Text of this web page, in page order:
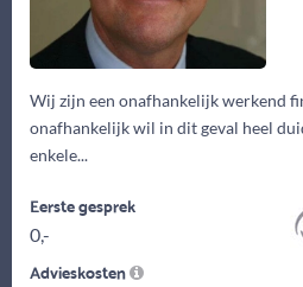
Wij zijn een onafhankelijk werkend
onafhankelijk wil in dit geval heel
enkele...
Eerste gesprek
0,-
Advieskosten